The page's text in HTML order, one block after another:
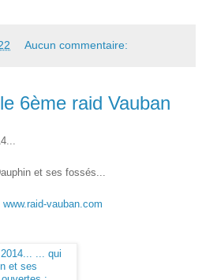
Aucun commentaire:
6ème raid Vauban
et ses fossés...
www.raid-vauban.com